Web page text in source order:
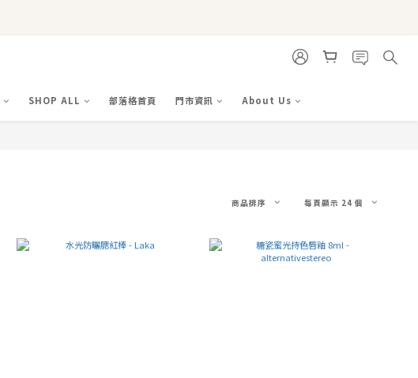
SHOP ALL 部落格首頁 門市資訊 About Us
商品排序 每頁顯示 24 個